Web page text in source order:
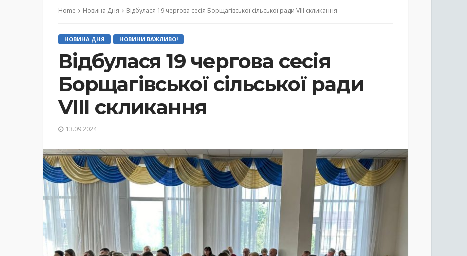
Home Новина Дня Відбулася 19 чергова сесія Борщагівської сільської ради VIII скликання
НОВИНА ДНЯ НОВИНИ ВАЖЛИВО!
Відбулася 19 чергова сесія
Борщагівської сільської ради
VIII скликання
13.09.2024